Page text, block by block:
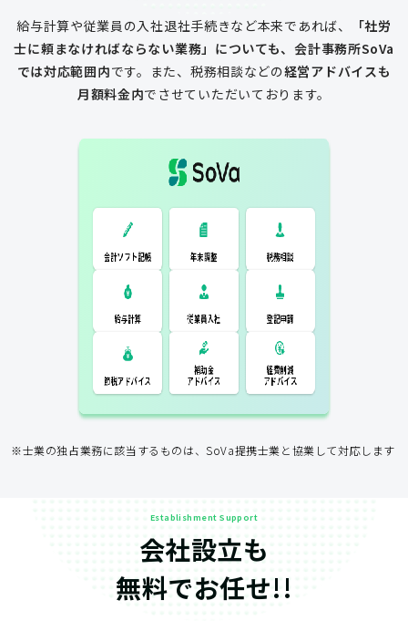
給与計算や従業員の入社退社手続きなど本来であれば、
「社労
士に頼まなければならない業務」についても、会計事務所SoVa
では対応範囲内です。 また、税務相談などの経営アドバイスも
月額料金内でさせていただいております。
一般的な税理士
会計ソフト記
帳 年末調整 税務相談
会計ソフト記帳
年末調整
税務相談
従業員入社
節税アドバイス
補助金
アドバイス
アドバイス
※士業の独占業務に該当するものは、SoVa提携士業と協業して対応します
Establishment Support
会社設立も
無料でお任せ!!